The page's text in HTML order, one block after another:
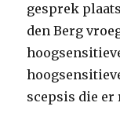
gesprek
den Berg
scepsis die